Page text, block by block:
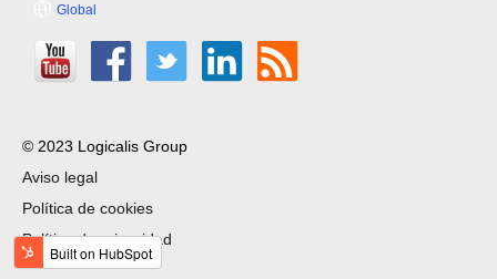
Global
© 2023 Logicalis Group
Aviso legal
Política de cookies
Política de privacidad